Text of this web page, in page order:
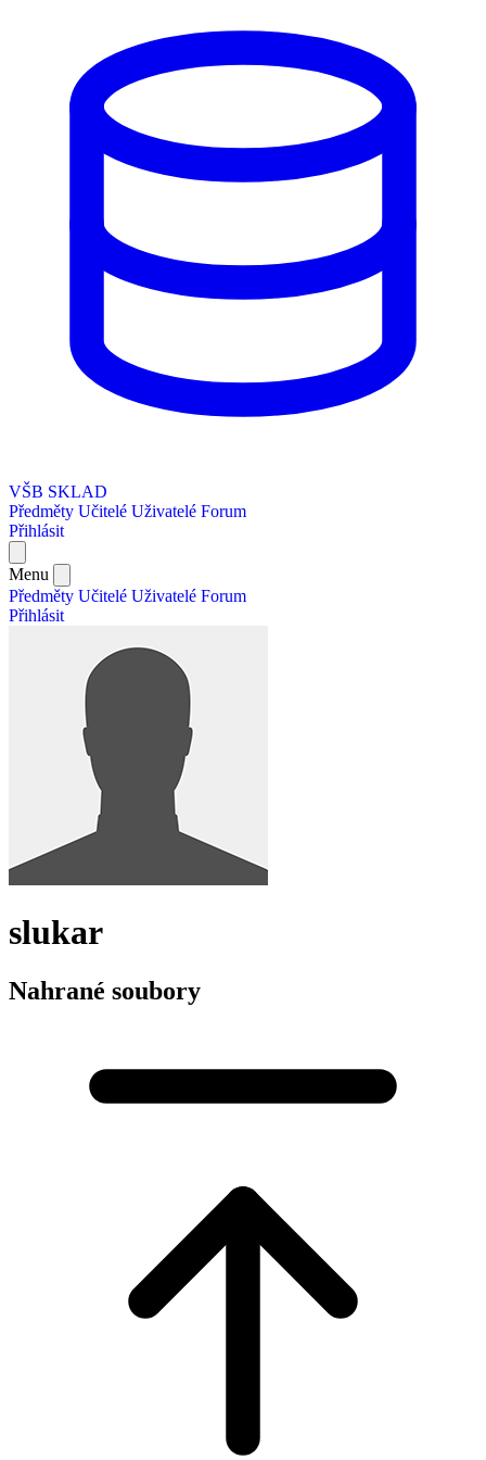
VŠB SKLAD
Předměty Učitelé Uživatelé Forum
Přihlásit
Menu
Předměty Učitelé Uživatelé Forum
Přihlásit
slukar
Nahrané soubory